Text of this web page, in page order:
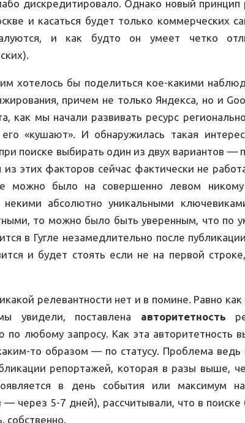
дискредитировало. Однако новый принцип
и касаться будет только коммерческих
и как будто он умеет четко
хотелось бы поделиться кое-какими
причем не только Яндекса, но и
как мы начали развивать ресурс
его «кушают». И обнаружилась такая
поиске выбирать один из двух вариантов —
из этих факторов сейчас фактически не
можно было на совершенно левом
некими абсолютно уникальными
то можно было быть уверенным, что по
в Гугле незамедлительно после
и будет стоять если не на первой
релевантности нет и в помине. Равно
увидели, поставлена авторитетность
любому запросу. Как эта авторитетность
то образом — по статусу. Проблема ведь
репортажей, которая в разы выше,
в день события или максимум
— через 5-7 дней), рассчитывали, что в
собственно.